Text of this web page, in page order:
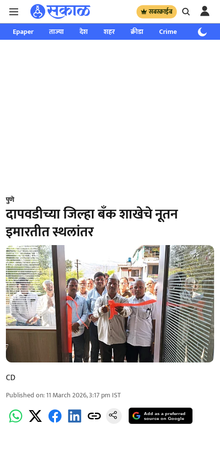
सबस्क्राईब
Epaper ताज्या देश शहर क्रीडा Crime साप्ताहिक
पुणे
दापवडीच्या जिल्हा बँक शाखेचे नूतन
इमारतीत स्थलांतर
CD
Published on:11 March 2026, 3:17 pm IST
Add as a preferred
source on Google